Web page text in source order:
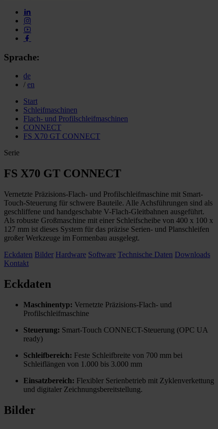
Sprache:
de
/ en
Start
Schleifmaschinen
Flach- und Profilschleifmaschinen
CONNECT
FS X70 GT CONNECT
Serie
FS X70 GT CONNECT
Vernetzte Präzisions-Flach- und Profilschleifmaschine mit Smart-
Touch-Steuerung für schwere Bauteile. Alle Achsführungen sind als
geschliffene und handgeschabte V-Flach-Gleitbahnen ausgeführt.
Als robuste Großmaschine mit einer Schleifscheibe von 400 x 100 x
127 mm ist dieses System für das präzise Serien- und Planschleifen
großer Werkzeuge im Formenbau ausgelegt.
Eckdaten Bilder Hardware Software Technische Daten Downloads
Kontakt
Eckdaten
Maschinentyp: Vernetzte Präzisions-Flach- und
Profilschleifmaschine
Steuerung: Smart-Touch CONNECT-Steuerung (OPC UA
ready)
Schleifbereich: Feste Schleifbreite von 700 mm bei
Schleiflängen von 1.000 bis 3.000 mm
Einsatzbereich: Flexibler Serienbetrieb mit Zyklenverkettung
und digitaler Zeichnungsbereitstellung.
Bilder